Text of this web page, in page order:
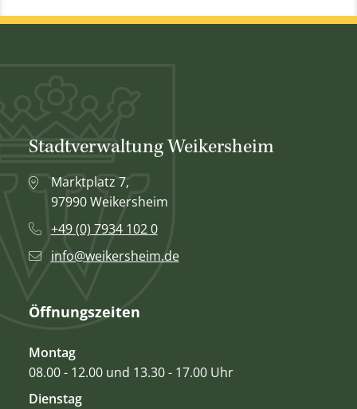
Stadtverwaltung Weikersheim
Marktplatz 7,
97990 Weikersheim
+49 (0) 7934 102 0
info@weikersheim.de
Öffnungszeiten
Montag
08.00 - 12.00 und 13.30 - 17.00 Uhr
Dienstag